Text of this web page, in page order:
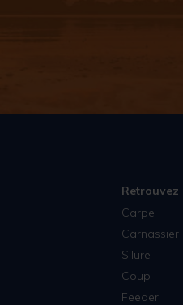
Retrouvez
Carpe
Carnassier
Silure
Coup
Feeder